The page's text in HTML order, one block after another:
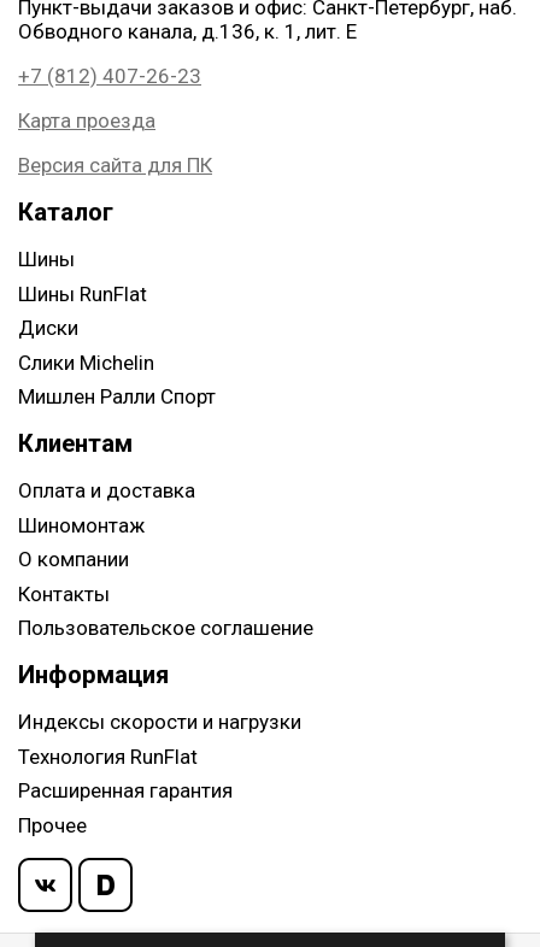
Пункт-выдачи заказов и офис: Санкт-Петербург, наб.
Обводного канала, д.136, к. 1, лит. Е
+7 (812) 407-26-23
Карта проезда
Версия сайта для ПК
Каталог
Шины
Шины RunFlat
Диски
Слики Michelin
Мишлен Ралли Спорт
Клиентам
Оплата и доставка
Шиномонтаж
О компании
Контакты
Пользовательское соглашение
Информация
Индексы скорости и нагрузки
Технология RunFlat
Расширенная гарантия
Прочее